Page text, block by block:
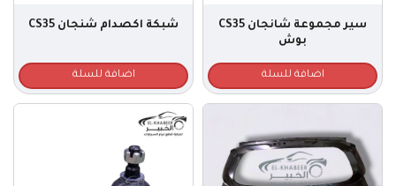
سير مجموعة شانجان CS35
بوش
اضافة للسلة
شبكة اكصدام شنجان CS35
اضافة للسلة